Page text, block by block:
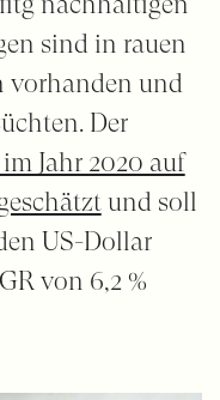
sind in rauen
vorhanden und
Der
Jahr 2020 auf
und soll
US-Dollar
von 6,2 %